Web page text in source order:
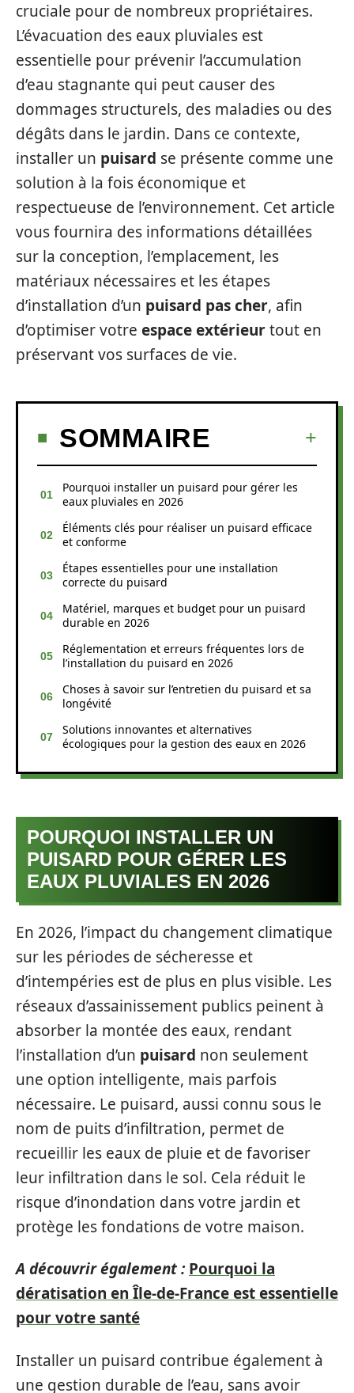
cruciale pour de nombreux propriétaires.
L’évacuation des eaux pluviales est
essentielle pour prévenir l’accumulation
d’eau stagnante qui peut causer des
dommages structurels, des maladies ou des
dégâts dans le jardin. Dans ce contexte,
installer un puisard se présente comme une
solution à la fois économique et
respectueuse de l’environnement. Cet article
vous fournira des informations détaillées
sur la conception, l’emplacement, les
matériaux nécessaires et les étapes
d’installation d’un puisard pas cher, afin
d’optimiser votre espace extérieurtout en
préservant vos surfaces de vie.
SOMMAIRE
Pourquoi installer un puisard pour gérer les
eaux pluviales en 2026
Éléments clés pour réaliser un puisard efficace
et conforme
Étapes essentielles pour une installation
correcte du puisard
Matériel, marques et budget pour un puisard
durable en 2026
Réglementation et erreurs fréquentes lors de
l’installation du puisard en 2026
Choses à savoir sur l’entretien du puisard et sa
longévité
Solutions innovantes et alternatives
écologiques pour la gestion des eaux en 2026
POURQUOI INSTALLER UN
PUISARD POUR GÉRER LES
EAUX PLUVIALES EN 2026
En 2026, l’impact du changement climatique
sur les périodes de sécheresse et
d’intempéries est de plus en plus visible. Les
réseaux d’assainissement publics peinent à
absorber la montée des eaux, rendant
l’installation d’un puisard non seulement
une option intelligente, mais parfois
nécessaire. Le puisard, aussi connu sous le
nom de puits d’infiltration, permet de
recueillir les eaux de pluie et de favoriser
leur infiltration dans le sol. Cela réduit le
risque d’inondation dans votre jardin et
protège les fondations de votre maison.
A découvrir également : Pourquoi la
dératisation en Île-de-France est essentielle
pour votre santé
Installer un puisard contribue également à
une gestion durable de l’eau, sans avoir